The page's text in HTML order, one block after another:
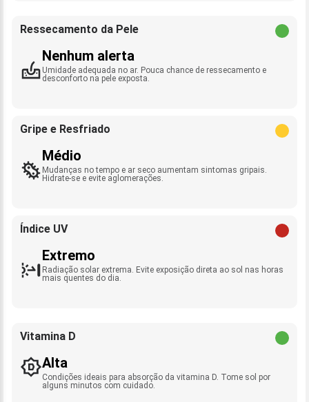
Ressecamento da Pele
Nenhum alerta
Umidade adequada no ar. Pouca chance de ressecamento e
desconforto na pele exposta.
Gripe e Resfriado
Médio
Mudanças no tempo e ar seco aumentam sintomas gripais.
Hidrate-se e evite aglomerações.
Índice UV
Extremo
Radiação solar extrema. Evite exposição direta ao sol nas horas
mais quentes do dia.
Vitamina D
Alta
Condições ideais para absorção da vitamina D. Tome sol por
alguns minutos com cuidado.